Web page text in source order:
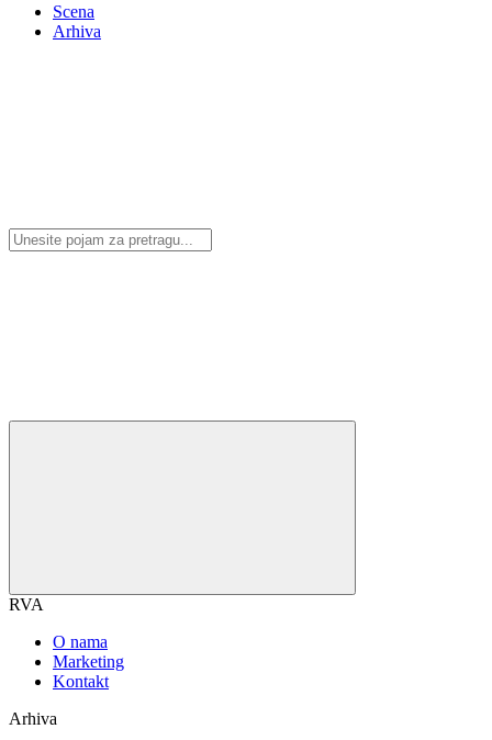
Scena
Arhiva
RVA
O nama
Marketing
Kontakt
Arhiva